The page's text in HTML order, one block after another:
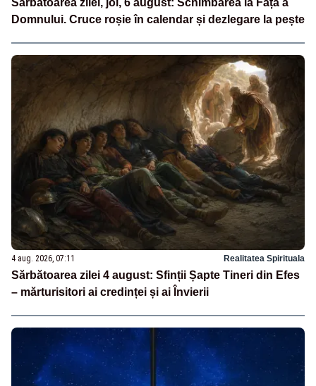
Sărbătoarea zilei, joi, 6 august: Schimbarea la Față a
Domnului. Cruce roșie în calendar și dezlegare la pește
4 aug. 2026, 07:11 Realitatea Spirituala
Sărbătoarea zilei 4 august: Sfinții Șapte Tineri din Efes
– mărturisitori ai credinței și ai Învierii